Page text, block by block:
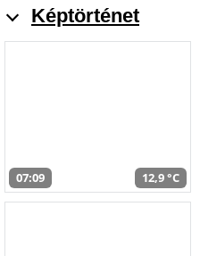
Képtörténet
07:09 12,9 °C